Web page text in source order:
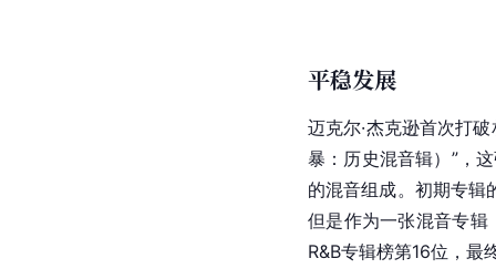
平稳发展
迈克尔·杰克逊首次打
暴：历史混音辑）”，
的混音组成。初期专辑
但是作为一张混音专辑
R&B专辑榜第16位，最